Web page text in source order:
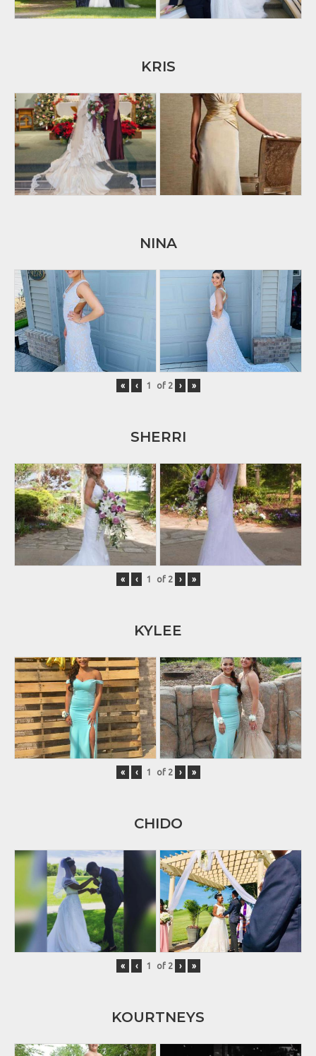
KRIS
NINA
« ‹ of 2 › »
SHERRI
« ‹ of 2 › »
KYLEE
« ‹ of 2 › »
CHIDO
« ‹ of 2 › »
KOURTNEYS